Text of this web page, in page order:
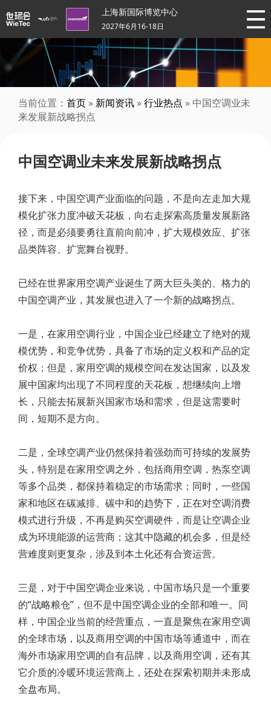
上海新国际博览中心
2027年6月16-18日
当前位置： 首页 » 新闻资讯 »行业热点 » 中国空调业未
来发展新战略拐点
中国空调业未来发展新战略拐点
接下来，中国空调产业面临的问题，不是向左走加大规
模化扩张力度冲破天花板，向右走探索高质量发展新路
径，而是必须要勇往直前向前冲，扩大规模效应、扩张
品类阵容、扩宽舞台视野。
已经在世界家用空调产业诞生了两大巨头美的、格力的
中国空调产业，其发展也进入了一个新的战略拐点。
一是，在家用空调行业，中国企业已经建立了绝对的规
模优势，和竞争优势，具备了市场的定义权和产品的定
价权；但是，家用空调的规模空间在发达国家，以及发
展中国家均出现了不同程度的天花板，想继续向上增
长，只能去拓展新兴国家市场和需求，但是这需要时
间，短期不是方向。
二是，全球空调产业仍然保持着强劲而可持续的发展势
头，特别是在家用空调之外，包括商用空调，热泵空调
等多个品类，都保持着稳定的市场需求；同时，一些国
家和地区在碳减排、碳中和的趋势下，正在对空调消费
模式进行升级，不再是购买空调硬件，而是让空调企业
成为环境能源的运营商；这其中隐藏的机会多，但是经
营难度则更复杂，涉及到本土化还有合资运营。
三是，对于中国空调企业来说，中国市场只是一个重要
的“战略粮仓”，但不是中国空调企业的全部和唯一。同
样，中国企业当前的经营重点，一直是聚焦在家用空调
的全球市场，以及商用空调的中国市场等通道中，而在
海外市场家用空调的自有品牌，以及商用空调，还有其
它介质的冷暖环境运营商上，还处在探索初期并未形成
全盘布局。